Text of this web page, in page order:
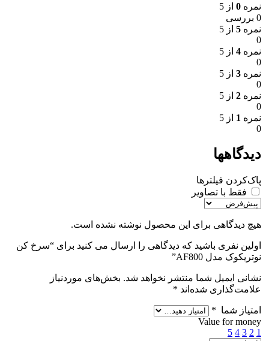
نمره 0 از 5
0 بررسی
نمره 5 از 5
0
نمره 4 از 5
0
نمره 3 از 5
0
نمره 2 از 5
0
نمره 1 از 5
0
دیدگاهها
پاک‌کردن فیلترها
فقط با تصاویر
هیچ دیدگاهی برای این محصول نوشته نشده است.
اولین نفری باشید که دیدگاهی را ارسال می کنید برای “سرخ کن
نوتریکوک مدل AF800”
نشانی ایمیل شما منتشر نخواهد شد. بخش‌های موردنیاز
علامت‌گذاری شده‌اند *
امتیاز شما *
Value for money
1
2
3
4
5